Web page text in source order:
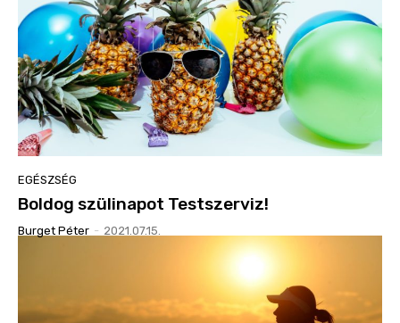
EGÉSZSÉG
Boldog szülinapot Testszerviz!
Burget Péter - 2021.07.15.